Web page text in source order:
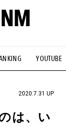
YOUTUBE
イナーグッド図鑑
#MUSIC
2020.7.31 UP
は、い